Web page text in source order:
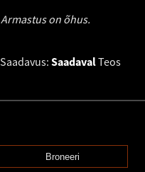
Armastus on õhus.
Saadavus: SaadavalTeos
Broneeri